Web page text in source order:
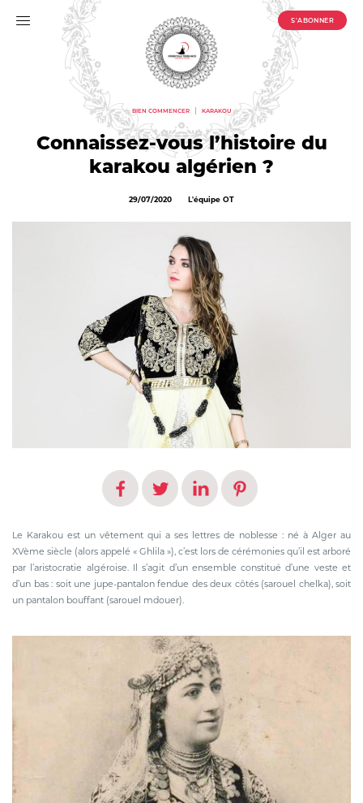
S'ABONNER
Connaissez-vous l’histoire du
karakou algérien ?
Publié
29/07/2020 Auteur
L'équipe OT
BIEN COMMENCER| KARAKOU
Le Karakou est un vêtement qui a ses lettres de noblesse : né à Alger au
XVème siècle (alors appelé « Ghlila »), c’est lors de cérémonies qu’il est arboré
par l’aristocratie algéroise. Il s’agit d’un ensemble constitué d’une veste et
d’un bas : soit une jupe-pantalon fendue des deux côtés (sarouel chelka), soit
un pantalon bouffant (sarouel mdouer).